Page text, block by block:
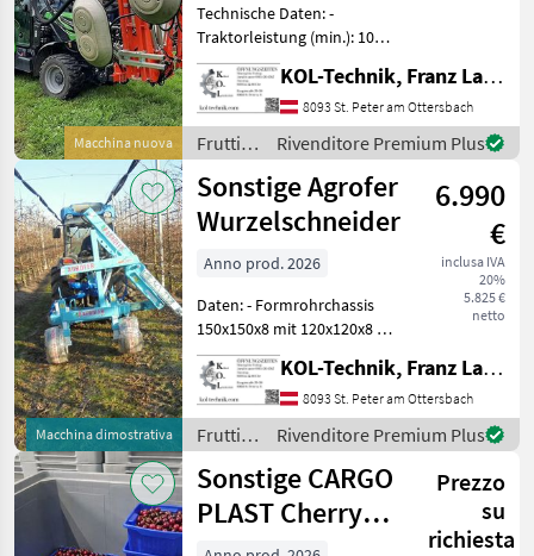
Ero
Mostra
tutti
20
MODELLO
11-cm-
dubbel
540
9000
A3
AK3-EB-
SCBS201
AT20
Atlanta-
Macchina nuova
Technische Daten: -
Traktorleistung (min.): 100
PS - Zapfwelle: 750 U/min -
Gewicht: 1.200 kg -
Rahmenneigung: 30° -
Arbeitsbereich (pro Seite):
1.400 mm - Arb
KOL-Technik, Franz Lampl-Küssner
8093 St. Peter am Ottersbach
Frutticoltura
/
Sonstige
Rivenditore Premium Plus
Macchina dimostrativa
Sonstige Agrofer
Wurzelschneider
6.990
€
inclusa IVA
20%
5.825 €
netto
Anno prod. 2026
Daten: - Formrohrchassis
150x150x8 mit 120x120x8 -
Hydraulische
Regulierungen -
Teleskopische
Horizontalverlängerung zur
Arbeitsregulierung in
verschiedenen Reih
KOL-Technik, Franz Lampl-Küssner
8093 St. Peter am Ottersbach
Frutticoltura
/
Sonstige
Rivenditore Premium Plus
Sonstige CARGO
PLAST Cherry
Fox Erntehilfe
Prezzo
su
richiesta